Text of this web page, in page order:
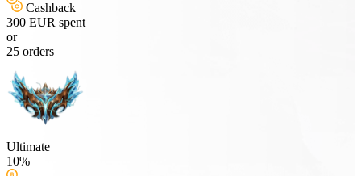
Cashback
300 EUR spent
or
25 orders
Ultimate
10%